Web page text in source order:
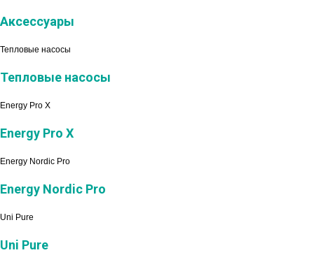
Аксессуары
Тепловые насосы
Тепловые насосы
Energy Pro X
Energy Pro X
Energy Nordic Pro
Energy Nordic Pro
Uni Pure
Uni Pure